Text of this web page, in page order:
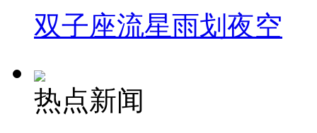
双子座流星雨划夜空
热点新闻